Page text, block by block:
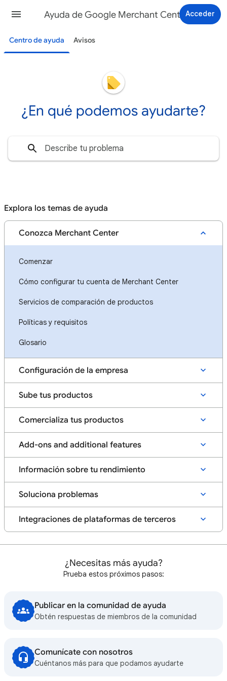
Ayuda de Google Merchant CenterAcceder
Centro de ayuda Avisos
¿En qué podemos ayudarte?
Explora los temas de ayuda
Conozca Merchant Center
Comenzar
Cómo configurar tu cuenta de Merchant Center
Servicios de comparación de productos
Políticas y requisitos
Glosario
Configuración de la empresa
Sube tus productos
Comercializa tus productos
Add-ons and additional features
Información sobre tu rendimiento
Soluciona problemas
Integraciones de plataformas de terceros
¿Necesitas más ayuda?
Prueba estos próximos pasos:
Publicar en la comunidad de ayuda
Obtén respuestas de miembros de la comunidad
Comunícate con nosotros
Cuéntanos más para que podamos ayudarte